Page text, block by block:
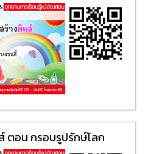
ตอน กรอบรูปรักษ์โลก